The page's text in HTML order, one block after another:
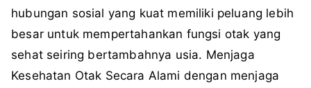
hubungan sosial yang kuat memiliki peluang lebih
besar untuk mempertahankan fungsi otak yang
sehat seiring bertambahnya usia. Menjaga
Kesehatan Otak Secara Alami dengan menjaga